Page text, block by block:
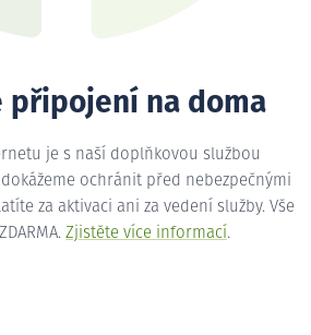
připojení na doma
je s naší doplňkovou službou
dokážeme ochránit před nebezpečnými
za aktivaci ani za vedení služby. Vše
Zjistěte více informací.